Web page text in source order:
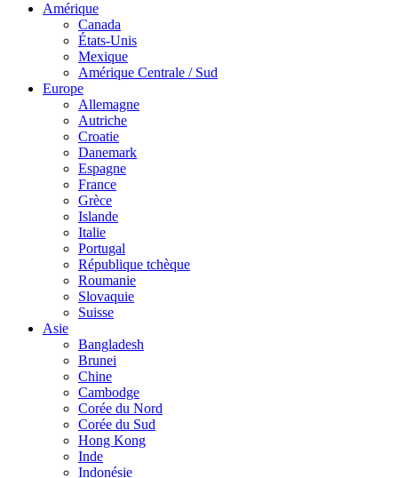
Amérique
Canada
États-Unis
Mexique
Amérique Centrale / Sud
Europe
Allemagne
Autriche
Croatie
Danemark
Espagne
France
Grèce
Islande
Italie
Portugal
République tchèque
Roumanie
Slovaquie
Suisse
Asie
Bangladesh
Brunei
Chine
Cambodge
Corée du Nord
Corée du Sud
Hong Kong
Inde
Indonésie